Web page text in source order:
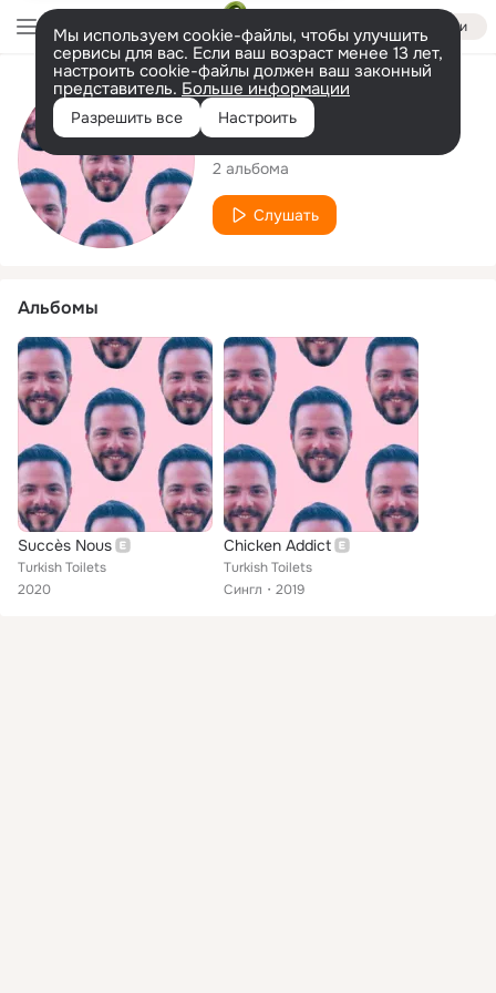
Войти
Мы используем cookie-файлы, чтобы улучшить
сервисы для вас. Если ваш возраст менее 13 лет,
настроить cookie-файлы должен ваш законный
представитель. Больше информации
Разрешить все Настроить
Исполнитель
Turkish Toilets
2 альбома
Слушать
Альбомы
Succès Nous
Turkish Toilets
2020
Chicken Addict
Turkish Toilets
Сингл
2019